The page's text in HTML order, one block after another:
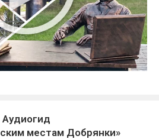
Аудиогид
местам Добрянки»